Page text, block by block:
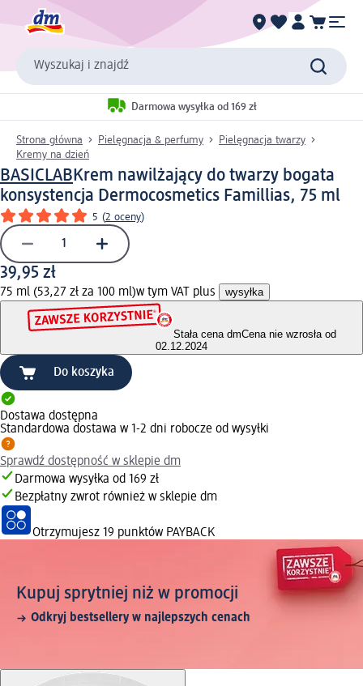
Wyszukaj i znajdź
Darmowa wysyłka od 169 zł
Strona główna Pielęgnacja & perfumy
Pielęgnacja twarzy
Kremy na dzień
BASICLAB Krem nawilżający do twarzy bogata
konsystencja Dermocosmetics Famillias, 75 ml
5 (2 oceny)
39,95 zł
75 ml (53,27 zł za 100 ml)w tym VAT plus wysyłka
Stała cena dmCena nie wzrosła od
02.12.2024
Do koszyka
Dostawa dostępna
Standardowa dostawa w 1-2 dni robocze od wysyłki
Sprawdź dostępność w sklepie dm
Darmowa wysyłka od 169 zł
Bezpłatny zwrot również w sklepie dm
Otrzymujesz 19 punktów PAYBACK
Kupuj sprytniej niż w promocji
Odkryj bestsellery w najlepszych cenach